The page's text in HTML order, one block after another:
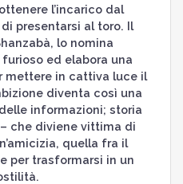
l’incarico dal
presentarsi al toro. Il
lo nomina
ed elabora una
mettere in cattiva luce il
diventa così una
informazioni; storia
che diviene vittima di
quella fra il
per trasformarsi in un